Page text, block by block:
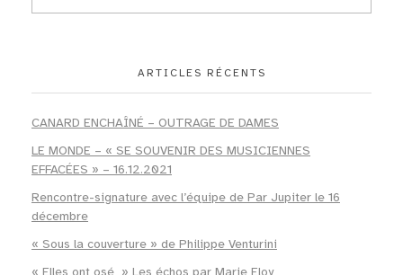
ARTICLES RÉCENTS
CANARD ENCHAÎNÉ – OUTRAGE DE DAMES
LE MONDE – « SE SOUVENIR DES MUSICIENNES
EFFACÉES » – 16.12.2021
Rencontre-signature avec l’équipe de Par Jupiter le 16
décembre
« Sous la couverture » de Philippe Venturini
« Elles ont osé » Les échos par Marie Eloy